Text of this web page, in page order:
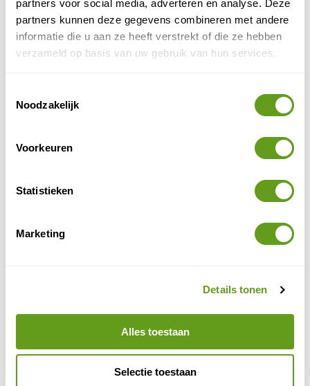
partners voor social media, adverteren en analyse. Deze
partners kunnen deze gegevens combineren met andere
informatie die u aan ze heeft verstrekt of die ze hebben
verzameld op basis van uw gebruik van hun services.
Noodzakelijk
Voorkeuren
Statistieken
Marketing
Details tonen
Alles toestaan
Selectie toestaan
Bol.com - Reisgids Kroatie
Risnjak ligt in het Gorski Kotar gebergte. Wanneer je
het programma van reisorganisaties bekijkt zou het
kunnen dat het er onder die naam in staat. Bekijk
plaatsje aan de oostelijke kant van het park.